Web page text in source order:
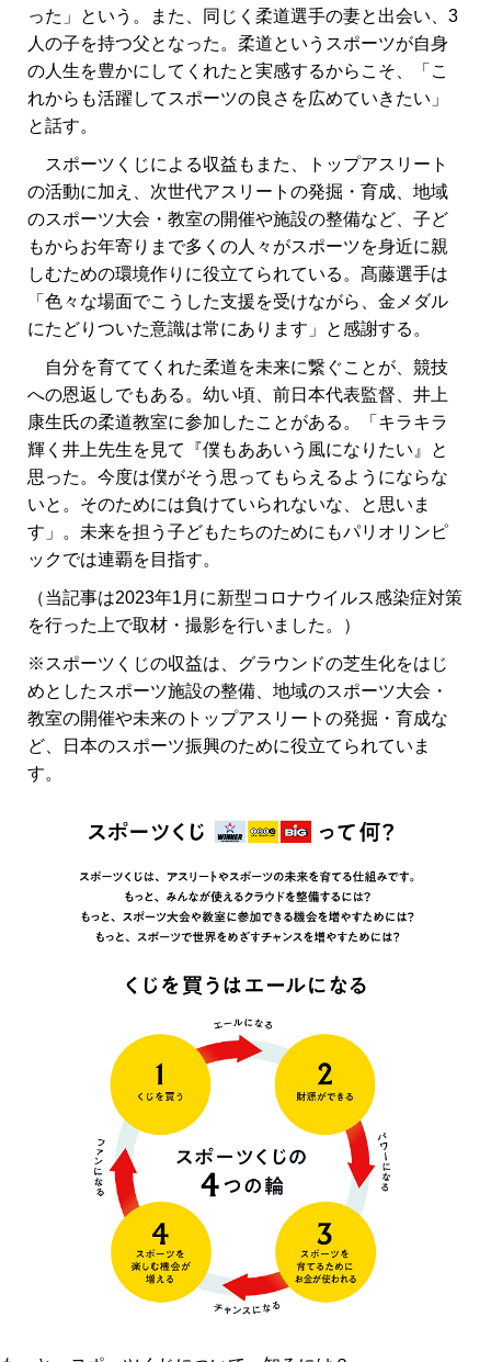
った」という。また、同じく柔道選手の妻と出会い、3
人の子を持つ父となった。柔道というスポーツが自身
の人生を豊かにしてくれたと実感するからこそ、「こ
れからも活躍してスポーツの良さを広めていきたい」
と話す。
スポーツくじによる収益もまた、トップアスリート
の活動に加え、次世代アスリートの発掘・育成、地域
のスポーツ大会・教室の開催や施設の整備など、子ど
もからお年寄りまで多くの人々がスポーツを身近に親
しむための環境作りに役立てられている。髙藤選手は
「色々な場面でこうした支援を受けながら、金メダル
にたどりついた意識は常にあります」と感謝する。
自分を育ててくれた柔道を未来に繋ぐことが、競技
への恩返しでもある。幼い頃、前日本代表監督、井上
康生氏の柔道教室に参加したことがある。「キラキラ
輝く井上先生を見て『僕もああいう風になりたい』と
思った。今度は僕がそう思ってもらえるようにならな
いと。そのためには負けていられないな、と思いま
す」。未来を担う子どもたちのためにもパリオリンピ
ックでは連覇を目指す。
（当記事は2023年1月に新型コロナウイルス感染症対策
を行った上で取材・撮影を行いました。）
※スポーツくじの収益は、グラウンドの芝生化をはじ
めとしたスポーツ施設の整備、地域のスポーツ大会・
教室の開催や未来のトップアスリートの発掘・育成な
ど、日本のスポーツ振興のために役立てられていま
す。